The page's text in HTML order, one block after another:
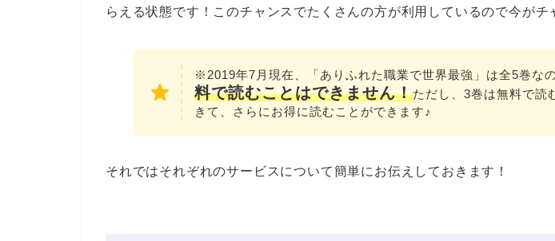
らえる状態です！このチャンスでたくさんの方が利用しているので今がチ
※2019年7月現在、「ありふれた職業で世界最強」は全5巻な
料で読むことはできません！ただし、3巻は無料で読
きて、さらにお得に読むことができます♪
それではそれぞれのサービスについて簡単にお伝えしておきます！